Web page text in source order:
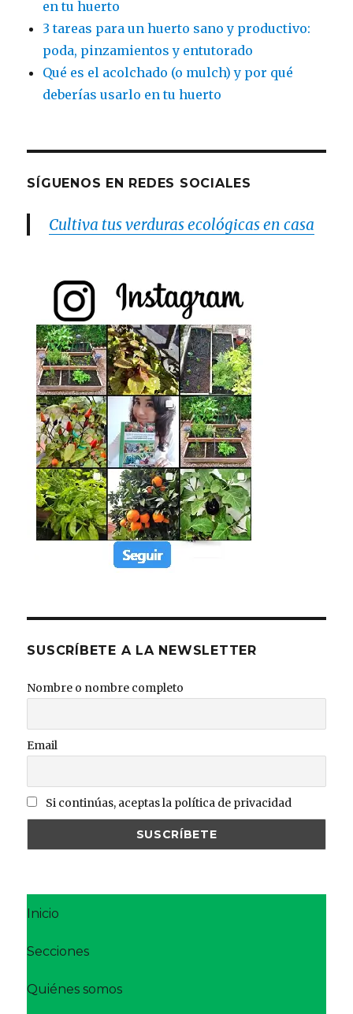
en tu huerto
3 tareas para un huerto sano y productivo:
poda, pinzamientos y entutorado
Qué es el acolchado (o mulch) y por qué
deberías usarlo en tu huerto
SÍGUENOS EN REDES SOCIALES
Cultiva tus verduras ecológicas en casa
SUSCRÍBETE A LA NEWSLETTER
Nombre o nombre completo
Email
Si continúas, aceptas la política de privacidad
Inicio
Secciones
Quiénes somos